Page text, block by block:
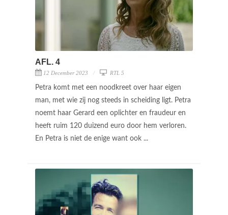
AFL. 4
12 December 2023 RTL 5
Petra komt met een noodkreet over haar eigen
man, met wie zij nog steeds in scheiding ligt. Petra
noemt haar Gerard een oplichter en fraudeur en
heeft ruim 120 duizend euro door hem verloren.
En Petra is niet de enige want ook ...